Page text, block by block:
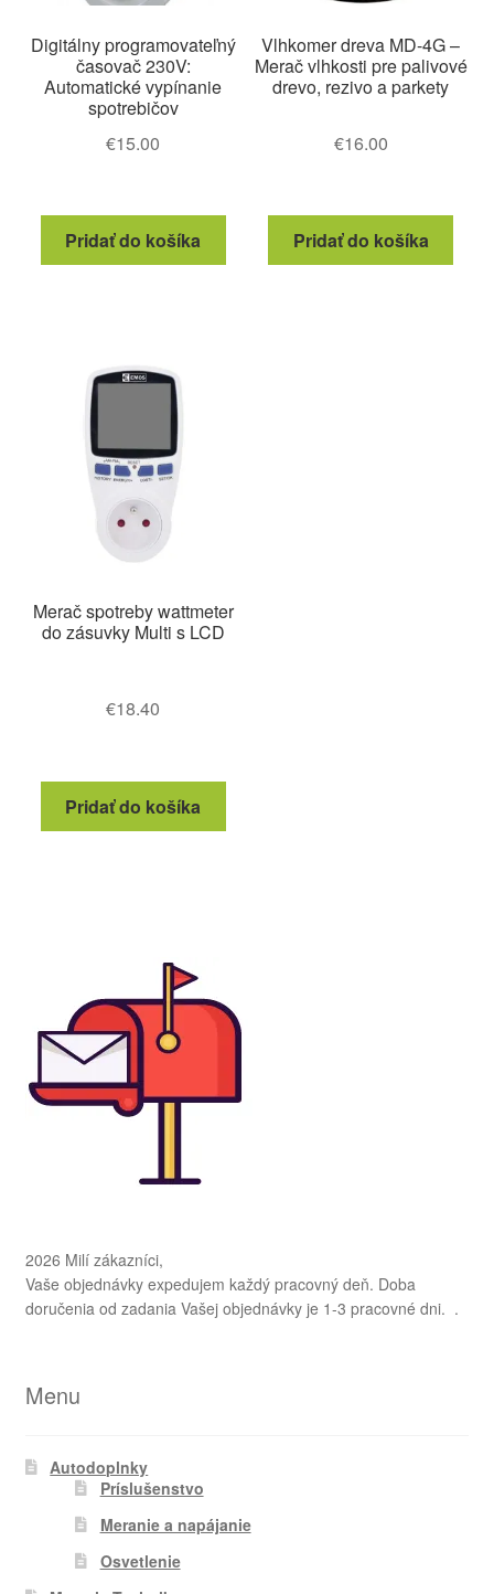
Digitálny programovateľný
časovač 230V:
Automatické vypínanie
spotrebičov
€15.00
Pridať do košíka
Vlhkomer dreva MD-4G –
Merač vlhkosti pre palivové
drevo, rezivo a parkety
€16.00
Pridať do košíka
Merač spotreby wattmeter
do zásuvky Multi s LCD
€18.40
Pridať do košíka
2026 Milí zákazníci,
Vaše objednávky expedujem každý pracovný deň. Doba
doručenia od zadania Vašej objednávky je 1-3 pracovné dni. .
Menu
Autodoplnky
Príslušenstvo
Meranie a napájanie
Osvetlenie